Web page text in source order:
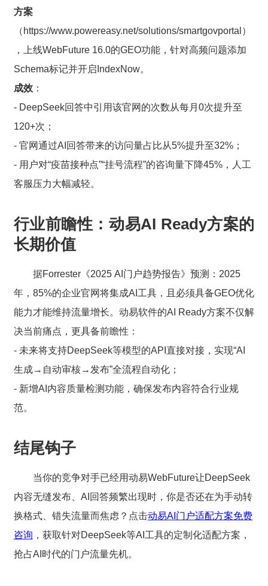
方案
（https://www.powereasy.net/solutions/smartgovportal）
，上线WebFuture 16.0的GEO功能，针对高频问题添加
Schema标记并开启IndexNow。
成效：
- DeepSeek回答中引用该官网的次数从每月0次提升至
120+次；
- 官网通过AI回答带来的访问量占比从5%提升至32%；
- 用户对“疫苗接种点”“挂号流程”的咨询量下降45%，人工
客服压力大幅减轻。
行业前瞻性：动易AI Ready方案的
长期价值
据Forrester《2025 AI门户趋势报告》预测：2025
年，85%的企业官网将集成AI工具，且必须具备GEO优化
能力才能维持流量增长。动易软件的AI Ready方案不仅解
决当前痛点，更具备前瞻性：
- 未来将支持DeepSeek等模型的API直接对接，实现“AI
生成→自动审核→发布”全流程自动化；
- 新增AI内容质量检测功能，确保发布内容符合行业规
范。
结尾钩子
当你的竞争对手已经用动易WebFuture让DeepSeek
内容无缝发布、AI回答频繁出现时，你是否还在为手动转
换格式、错失流量而焦虑？点击动易AI门户适配方案免费
咨询 ，获取针对DeepSeek等AI工具的定制化适配方案，
抢占AI时代的门户流量先机。